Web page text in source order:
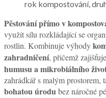
rok kompostování,
Pěstování přímo v
využít sílu rozkládající se
rostlin. Kombinuje výhody
zahradničení, přičemž
humusu a mikrobiálního
zahrádkář s malým prostorem,
bohatou úrodubez náročné